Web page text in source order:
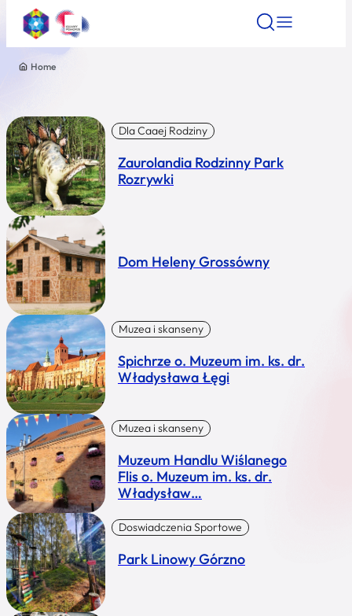
Nazwa atrakcji
Miasto
Kategoria
Home
Dla Caaej Rodziny
Zaurolandia Rodzinny Park
Rozrywki
Dom Heleny Grossówny
Muzea i skanseny
Spichrze o. Muzeum im. ks. dr.
Władysława Łęgi
Muzea i skanseny
Muzeum Handlu Wiślanego
Flis o. Muzeum im. ks. dr.
Władysław…
Doswiadczenia Sportowe
Park Linowy Górzno